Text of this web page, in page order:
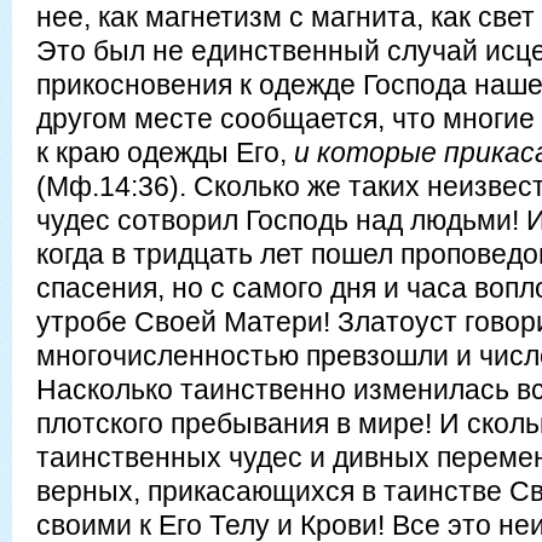
нее, как магнетизм с магнита, как
Это был не единственный случай
прикосновения к одежде Господа
другом месте сообщается, что
к краю одежды Его, и которые
(Мф.14:36). Сколько же таких
чудес сотворил Господь над людьми!
когда в тридцать лет пошел
спасения, но с самого дня и часа
утробе Своей Матери! Златоуст
многочисленностью превзошли и
Насколько таинственно изменилась
плотского пребывания в мире! И
таинственных чудес и дивных
верных, прикасающихся в таинстве
своими к Его Телу и Крови! Все это